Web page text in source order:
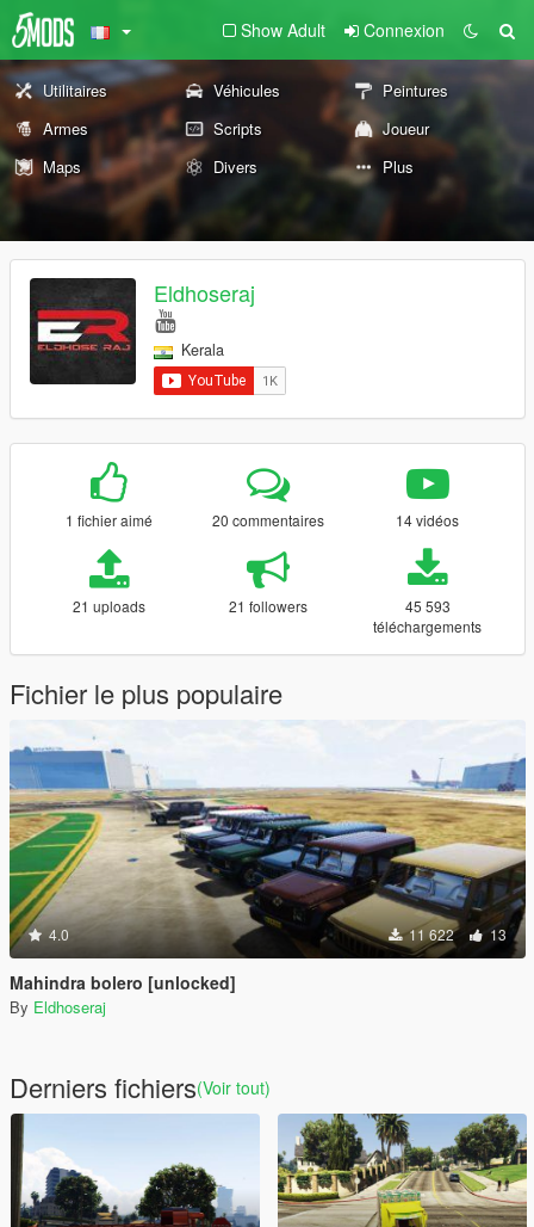
Show Adult Connexion
Utilitaires Véhicules
Peintures
Armes
Scripts
Joueur
Maps
Divers Plus
Eldhoseraj
Kerala
1 fichier aimé 20 commentaires 14 vidéos
21 uploads 21 followers
45 593
téléchargements
Fichier le plus populaire
4.0 11 622 13
Mahindra bolero [unlocked]
By Eldhoseraj
Derniers fichiers(Voir tout)